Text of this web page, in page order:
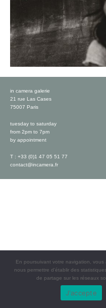
in camera galerie
21 rue Las Cases
75007 Paris
tuesday to saturday
from 2pm to 7pm
by appointment
T : +33 (0)1 47 05 51 77
contact@incamera.fr
En poursuivant votre navigation,
nous permettre d’établir des
de partage sur les réseaux
J'accepte